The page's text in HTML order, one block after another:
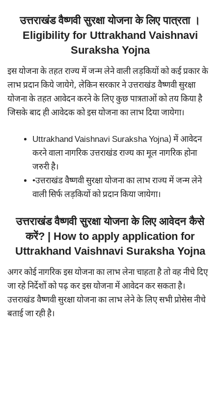
उत्तराखंड वैष्णवी सुरक्षा योजना के लिए पात्रता ।
Eligibility for Uttrakhand Vaishnavi
Suraksha Yojna
इस योजना के तहत राज्य में जन्म लेने वाली लड़कियों को कई प्रकार के
लाभ प्रदान किये जायेगे, लेकिन सरकार ने उत्तराखंड वैष्णवी सुरक्षा
योजना के तहत आवेदन करने के लिए कुछ पात्रताओं को तय किया है
जिसके बाद ही आवेदक को इस योजना का लाभ दिया जायेगा।
Uttrakhand Vaishnavi Suraksha Yojna) में आवेदन
करने वाला नागरिक उत्तराखंड राज्य का मूल नागरिक होना
जरुरी है।
•उत्तराखंड वैष्णवी सुरक्षा योजना का लाभ राज्य में जन्म लेने
वाली सिर्फ लड़कियों को प्रदान किया जायेगा।
उत्तराखंड वैष्णवी सुरक्षा योजना के लिए आवेदन कैसे
करें? | How to apply application for
Uttrakhand Vaishnavi Suraksha Yojna
अगर कोई नागरिक इस योजना का लाभ लेना चाहता है तो वह नीचे दिए
जा रहे निर्देशों को पढ़ कर इस योजना में आवेदन कर सकता है।
उत्तराखंड वैष्णवी सुरक्षा योजना का लाभ लेने के लिए सभी प्रोसेस नीचे
बताई जा रही है।